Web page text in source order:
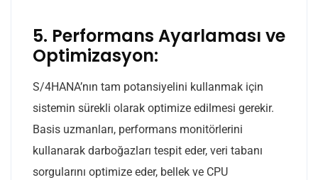
5. Performans Ayarlaması ve
Optimizasyon:
S/4HANA’nın tam potansiyelini kullanmak için
sistemin sürekli olarak optimize edilmesi gerekir.
Basis uzmanları, performans monitörlerini
kullanarak darboğazları tespit eder, veri tabanı
sorgularını optimize eder, bellek ve CPU